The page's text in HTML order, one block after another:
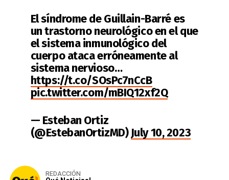
El síndrome de Guillain-Barré es
un trastorno neurológico en el que
el sistema inmunológico del
cuerpo ataca erróneamente al
sistema nervioso…
https://t.co/SOsPc7nCcB
pic.twitter.com/mBIQ12xf2Q
— Esteban Ortiz
(@EstebanOrtizMD)July 10, 2023
REDACCIÓN